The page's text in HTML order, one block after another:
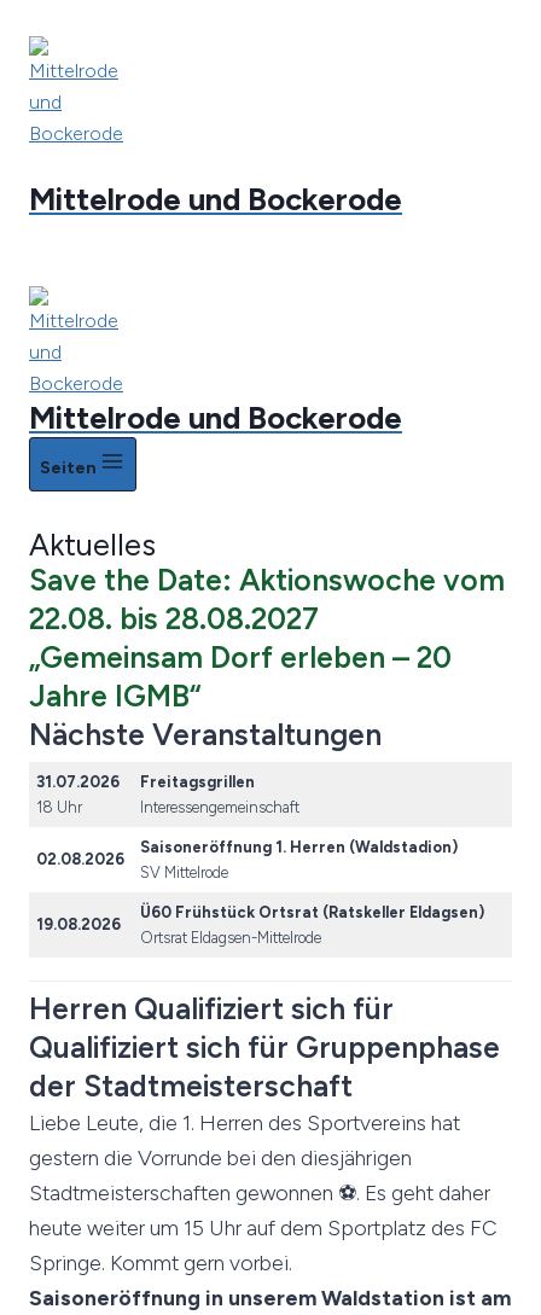
Inhalt
springen
Mittelrode und Bockerode
Mittelrode und Bockerode
Seiten
Aktuelles
Save the Date: Aktionswoche vom
22.08. bis 28.08.2027
„Gemeinsam Dorf erleben – 20
Jahre IGMB“
Nächste Veranstaltungen
31.07.2026
18 Uhr
Freitagsgrillen
Interessengemeinschaft
02.08.2026
Saisoneröffnung 1. Herren (Waldstadion)
SV Mittelrode
19.08.2026
Ü60 Frühstück Ortsrat (Ratskeller Eldagsen)
Ortsrat Eldagsen-Mittelrode
Herren Qualifiziert sich für
Qualifiziert sich für Gruppenphase
der Stadtmeisterschaft
Liebe Leute, die 1. Herren des Sportvereins hat
gestern die Vorrunde bei den diesjährigen
Stadtmeisterschaften gewonnen ⚽. Es geht daher
heute weiter um 15 Uhr auf dem Sportplatz des FC
Springe. Kommt gern vorbei.
Saisoneröffnung in unserem Waldstation ist am